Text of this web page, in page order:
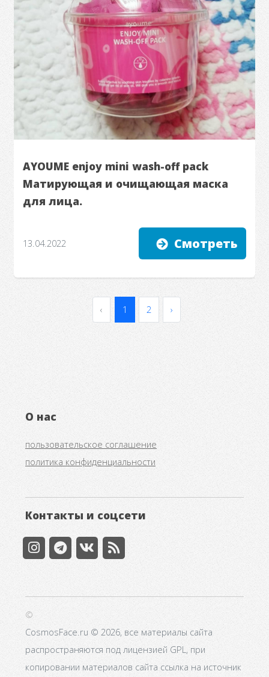
AYOUME enjoy mini wash-off pack
Матирующая и очищающая маска
для лица.
13.04.2022 Смотреть
‹ 1 2 ›
О нас
пользовательское соглашение
политика конфиденциальности
Контакты и соцсети
©
CosmosFace.ru © 2026, все материалы сайта
распространяются под лицензией GPL, при
копировании материалов сайта ссылка на источник